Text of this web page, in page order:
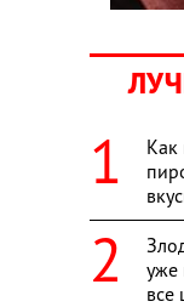
Как
уже
все